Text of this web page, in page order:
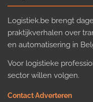
Logistiek.be brengt
praktijkverhalen over
en automatisering in
Voor logistieke
sector willen volgen.
Contact·Adverteren